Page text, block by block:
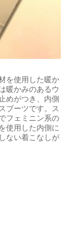
を使用した暖か
暖かみのあるウ
めがつき、内側
ブーツです。ス
フェミニン系の
使用した内側に
ない着こなしが